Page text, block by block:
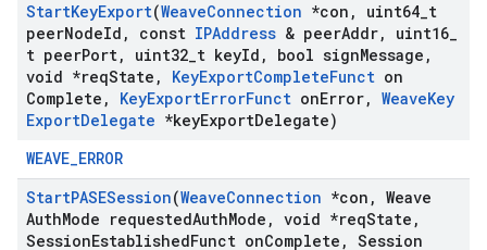
StartKeyExport(WeaveConnection *con , uint64 t
peerNodeId , const IPAddress & peerAddr, uint16
t peerPort, uint32 t keyId , bool signMessage ,
void *reqState , KeyExportCompleteFunct on
Complete , KeyExportErrorFunct onError, WeaveKey
ExportDelegate *keyExportDelegate)
WEAVE_ERROR
StartPASESession(WeaveConnection *con , Weave
AuthMode requestedAuthMode , void *reqState ,
SessionEstablishedFunct onComplete , Session